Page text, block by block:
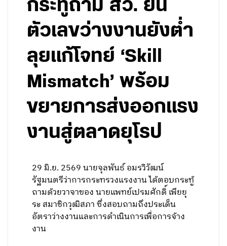
กระทู้ถาม สว. ยัน
ตัวเลขว่างงานยังต่ำ
ลุยแก้โจทย์ ‘Skill
Mismatch’ พร้อม
ขยายการส่งออกแรง
งานสู่ตลาดยุโรป
29 มิ.ย. 2569 นายจุลพันธ์ อมรวิวัฒน์
รัฐมนตรีว่าการกระทรวงแรงงาน ได้ตอบกระทู้
ถามด้วยวาจาของ นายแพทย์เปรมศักดิ์ เพียยุ
ระ สมาชิกวุฒิสภา ซึ่งสอบถามถึงประเด็น
อัตราว่างงานและการดำเนินการเพื่อการจ้าง
งาน